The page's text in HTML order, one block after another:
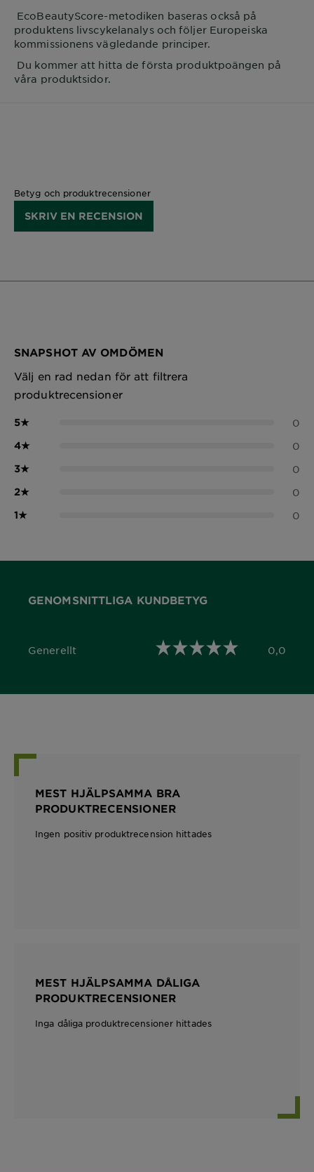
EcoBeautyScore-metodiken baseras också på
produktens livscykelanalys och följer Europeiska
kommissionens vägledande principer.
Du kommer att hitta de första produktpoängen på
våra produktsidor.
Betyg och produktrecensioner
SKRIV EN RECENSION
SNAPSHOT AV OMDÖMEN
Välj en rad nedan för att filtrera
produktrecensioner
5★ 0
4★ 0
3★ 0
2★ 0
1★ 0
GENOMSNITTLIGA KUNDBETYG
Generellt
0,0 out of 5 stars 0,0
MEST HJÄLPSAMMA BRA
PRODUKTRECENSIONER
Ingen positiv produktrecension hittades
MEST HJÄLPSAMMA DÅLIGA
PRODUKTRECENSIONER
Inga dåliga produktrecensioner hittades